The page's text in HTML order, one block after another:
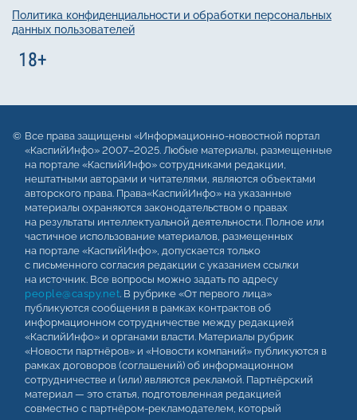
Политика конфиденциальности и обработки персональных
данных пользователей
Все права защищены «Информационно-новостной портал
«КаспийИнфо» 2007–2025. Любые материалы, размещенные
на портале «КаспийИнфо» сотрудниками редакции,
нештатными авторами и читателями, являются объектами
авторского права. Права«КаспийИнфо» на указанные
материалы охраняются законодательством о правах
на результаты интеллектуальной деятельности. Полное или
частичное использование материалов, размещенных
на портале «КаспийИнфо», допускается только
с письменного согласия редакции с указанием ссылки
на источник. Все вопросы можно задать по адресу
people@caspy.net. В рубрике «От первого лица»
публикуются сообщения в рамках контрактов об
информационном сотрудничестве между редакцией
«КаспийИнфо» и органами власти. Материалы рубрик
«Новости партнёров» и «Новости компаний» публикуются в
рамках договоров (соглашений) об информационном
сотрудничестве и (или) являются рекламой. Партнёрский
материал — это статья, подготовленная редакцией
совместно с партнёром-рекламодателем, который